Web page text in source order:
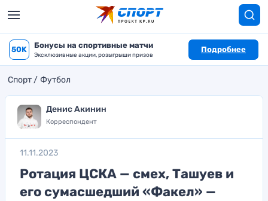
50K Бонусы на спортивные матчи
Эксклюзивные акции, розыгрыши призов
Подробнее
Спорт Футбол
Денис Акинин
Корреспондент
11.11.2023
Ротация ЦСКА — смех, Ташуев и
его сумасшедший «Факел» —